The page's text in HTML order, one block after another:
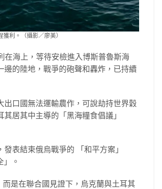
利。（攝影／廖美）
在海上，等待安檢進入博斯普魯斯海
的陸地，戰爭的砲聲和轟炸，已持續
出口國無法運輸農作，可說劫持世界穀
居其中主導的「黑海糧食倡議」
表結束俄烏戰爭的 「和平方案」
」。
是在聯合國見證下，烏克蘭與土耳其